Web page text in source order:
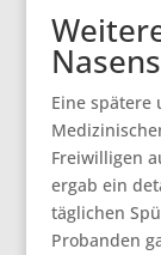
Eine spätere
Freiwilligen
ergab ein
täglichen
Probanden